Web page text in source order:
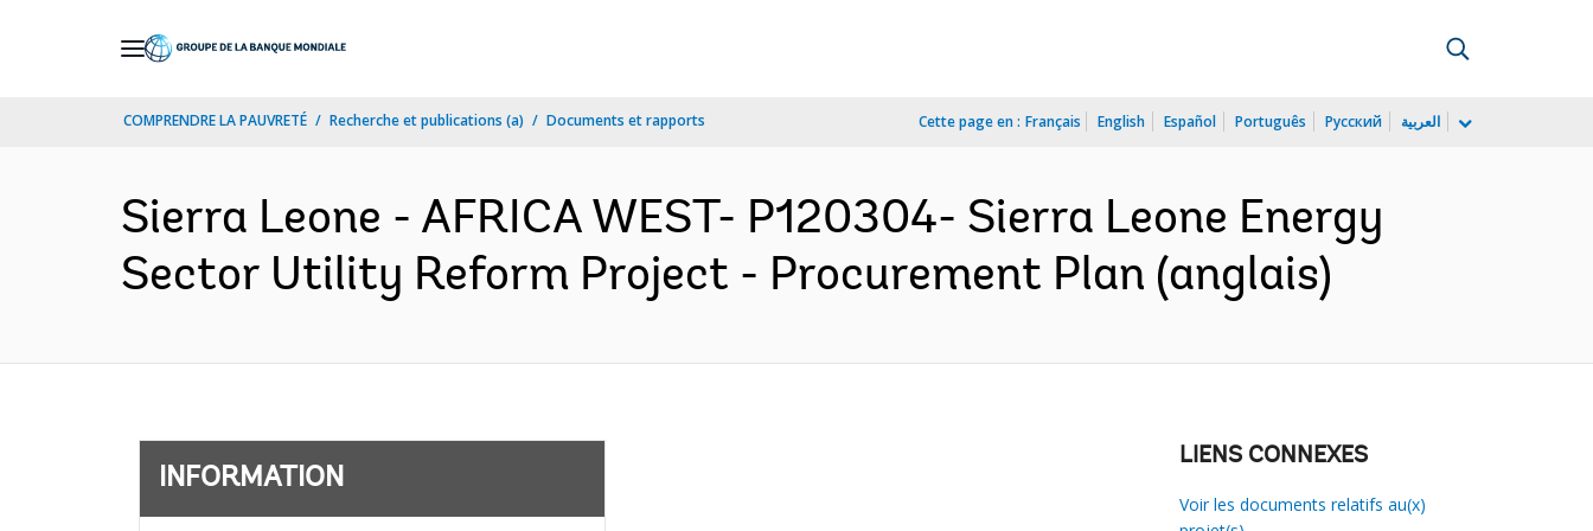
COMPRENDRE LA PAUVRETÉ Recherche et publications (a) Documents et rapports Cette page en : Français English Español Português Русский العربية
Sierra Leone - AFRICA WEST- P120304- Sierra Leone Energy
Sector Utility Reform Project - Procurement Plan (anglais)
INFORMATION
LIENS CONNEXES
Voir les documents relatifs au(x)